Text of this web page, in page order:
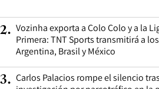
2. Vozinha exporta a Colo Colo y a la
Primera: TNT Sports transmitirá a
Argentina, Brasil y México
3. Carlos Palacios rompe el silencio